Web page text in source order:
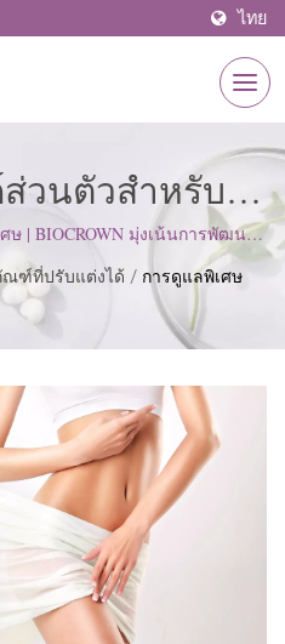
ไทย
วนตัวสำหรับ
พิเศษ | ผู้ผลิต
วที่ได้รับการ
ตั้งแต่ปี 1977
| BIOCROWN มุ่งเน้นการพัฒนา
รฐาน ISO22716 และหลักการผลิต
ข้มงวดเพื่อตอบสนองความคาดหวัง
ลูกค้า.
ณฑ์ที่ปรับแต่งได้ / การดูแลพิเศษ